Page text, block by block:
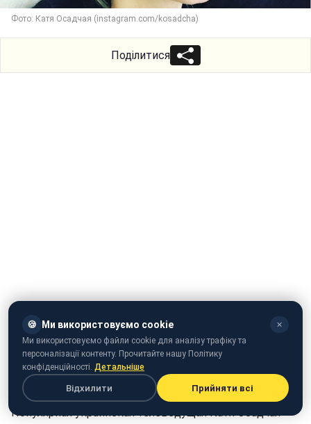
Фото: Катя Осадчая (instagram.com/kosadcha)
Поділитися
Популярная украинская телеведущая Катя Осадчая
🍪 Ми використовуємо cookie ✕
Ми використовуємо файли cookie для аналізу трафіку та
персоналізації контенту. Прочитайте нашу Політику
конфіденційності. Детальніше
Відхилити Прийняти всі